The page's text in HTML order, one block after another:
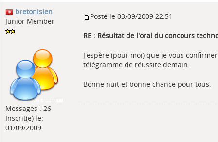
bretonisien
Junior Member
Messages : 26
Inscrit(e) le:
01/09/2009
Posté le 03/09/2009 22:51
RE : Résultat de l'oral du concours
J'espère (pour moi) que je vous
télégramme de réussite demain.
Bonne nuit et bonne chance pour tous.